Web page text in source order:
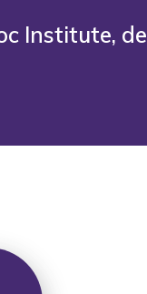
Institute,